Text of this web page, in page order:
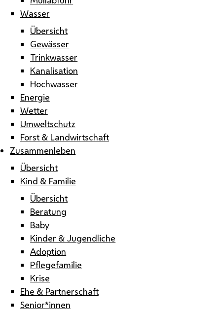
Wasser
Übersicht
Gewässer
Trinkwasser
Kanalisation
Hochwasser
Energie
Wetter
Umweltschutz
Forst & Landwirtschaft
Zusammenleben
Übersicht
Kind & Familie
Übersicht
Beratung
Baby
Kinder & Jugendliche
Adoption
Pflegefamilie
Krise
Ehe & Partnerschaft
Senior*innen